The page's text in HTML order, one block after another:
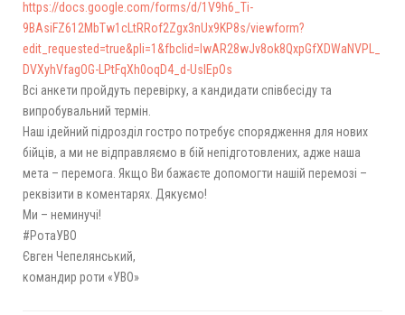
https://docs.google.com/forms/d/1V9h6_Ti-
9BAsiFZ612MbTw1cLtRRof2Zgx3nUx9KP8s/viewform?
edit_requested=true&pli=1&fbclid=IwAR28wJv8ok8QxpGfXDWaNVPL_
DVXyhVfagOG-LPtFqXh0oqD4_d-UsIEpOs
Всі анкети пройдуть перевірку, а кандидати співбесіду та
випробувальний термін.
Наш ідейний підрозділ гостро потребує спорядження для нових
бійців, а ми не відправляємо в бій непідготовлених, адже наша
мета – перемога. Якщо Ви бажаєте допомогти нашій перемозі –
реквізити в коментарях. Дякуємо!
Ми – неминучі!
#РотаУВО
Євген Чепелянський,
командир роти «УВО»